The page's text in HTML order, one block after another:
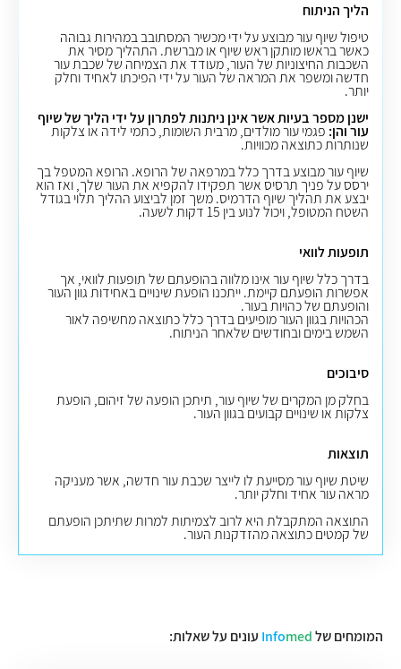
הליך הניתוח
טיפול שיוף עור מבוצע על ידי מכשיר המסתובב במהירות גבוהה
כאשר בראשו מותקן ראש שיוף או מברשת. התהליך מסיר את
השכבות החיצוניות של העור, מעודד את הצמיחה של שכבת עור
חדשה ומשפר את המראה של העור על ידי הפיכתו לאחיד וחלק
יותר.
ישנן מספר בעיות אשר אינן ניתנות לפתרון על ידי הליך של שיוף
עור והן: פגמי עור מולדים, מרבית השומות, כתמי לידה או צלקות
שנותרות כתוצאה מכוויות.
שיוף עור מבוצע בדרך כלל במרפאה של הרופא. הרופא המטפל בך
ירסס על פניך תרסיס אשר תפקידו להקפיא את העור שלך, ואז הוא
יבצע את תהליך שיוף הדרמיס. משך זמן לביצוע ההליך תלוי בגודל
השטח המטופל, ויכול לנוע בין 15 דקות לשעה.
תופעות לוואי
בדרך כלל שיוף עור אינו מלווה בהופעתם של תופעות לוואי, אך
אפשרות הופעתם קיימת. ייתכנו הופעת שינויים באחידות גוון העור
והופעתם של כהויות בעור.
הכהויות בגוון העור מופיעים בדרך כלל כתוצאה מחשיפה לאור
השמש בימים ובחודשים שלאחר הניתוח.
סיבוכים
בחלק מן המקרים של שיוף עור, תיתכן הופעה של זיהום, הופעת
צלקות או שינויים קבועים בגוון העור.
תוצאות
שיטת שיוף עור מסייעת לו לייצר שכבת עור חדשה, אשר מעניקה
מראה עור אחיד וחלק יותר.
התוצאה המתקבלת היא לרוב לצמיתות למרות שתיתכן הופעתם
של קמטים כתוצאה מהזדקנות העור.
המומחים של Infomed עונים על שאלות: